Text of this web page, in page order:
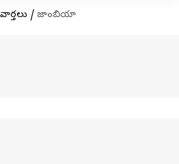
/ జాంబియా